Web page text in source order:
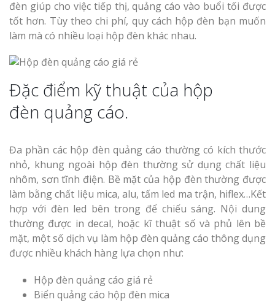
đèn giúp cho việc tiếp thị, quảng cáo vào buổi tối được
tốt hơn. Tùy theo chi phí, quy cách hộp đèn bạn muốn
làm mà có nhiều loại hộp đèn khác nhau.
Đặc điểm kỹ thuật của hộp
đèn quảng cáo.
Đa phần các hộp đèn quảng cáo thường có kích thước
nhỏ, khung ngoài hộp đèn thường sử dụng chất liệu
nhôm, sơn tĩnh điện. Bề mặt của hộp đèn thường được
làm bằng chất liệu mica, alu, tấm led ma trận, hiflex…Kết
hợp với đèn led bên trong để chiếu sáng. Nội dung
thường được in decal, hoặc kĩ thuật số và phủ lên bề
mặt, một số dịch vụ làm hộp đèn quảng cáo thông dụng
được nhiều khách hàng lựa chọn như:
Hộp đèn quảng cáo giá rẻ
Biển quảng cáo hộp đèn mica